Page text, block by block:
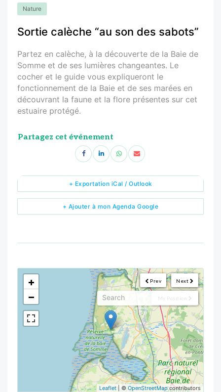
Nature
Sortie calèche “au son des sabots”
Partez en calèche, à la découverte de la Baie de
Somme et de ses lumières changeantes. Le
cocher et le guide vous expliqueront le
fonctionnement de la Baie et de ses marées en
découvrant la faune et la flore présentes sur cet
estuaire protégé.
Partagez cet événement
+ Ajouter à mon Agenda Google
+ Exportation iCal / Outlook
Next
Prev
My Position
<!---->
+
−
Leaflet | © OpenStreetMapcontributors